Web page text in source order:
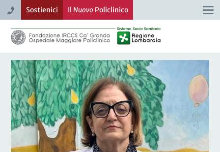
Sostienici Il NuovoPoliclinico